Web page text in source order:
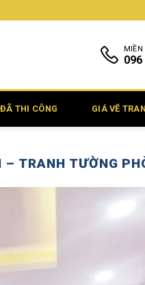
MIỀN
THI CÔNG GIÁ VẼ
TRANH TƯỜNG